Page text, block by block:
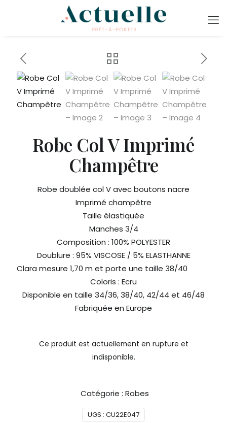
Robe Col V Imprimé
Champêtre
Robe doublée col V avec boutons nacre
Imprimé champêtre
Taille élastiquée
Manches 3/4
Composition : 100% POLYESTER
Doublure : 95% VISCOSE / 5% ELASTHANNE
Clara mesure 1,70 m et porte une taille 38/40
Coloris : Ecru
Disponible en taille 34/36, 38/40, 42/44 et 46/48
Fabriquée en Europe
Ce produit est actuellement en rupture et
indisponible.
UGS : CU22E047
Catégorie : Robes